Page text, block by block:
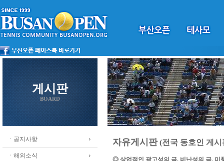
게시판
BOARD
ㆍ공지사항
ㆍ해외소식
자유게시판(전국 동호인 게시
◎ 상업적인 광고성의 글, 비난성의 글, 미